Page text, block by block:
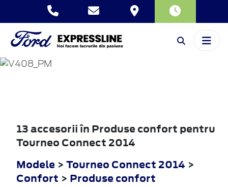
TOURNEO
CONNECT
13 accesorii în Produse confort pentru
Tourneo Connect 2014
Modele > Tourneo Connect 2014 >
Confort > Produse confort